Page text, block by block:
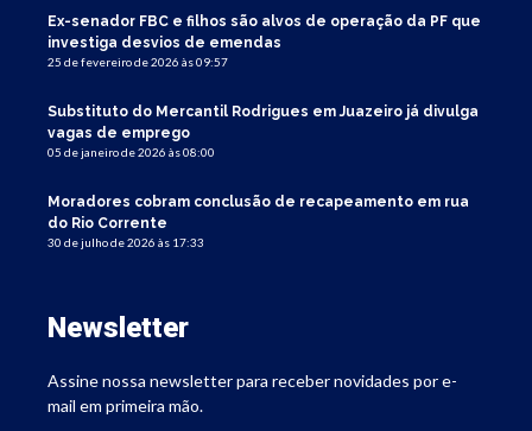
Ex-senador FBC e filhos são alvos de operação da PF que
investiga desvios de emendas
25 de fevereiro de 2026 às 09:57
Substituto do Mercantil Rodrigues em Juazeiro já divulga
vagas de emprego
05 de janeiro de 2026 às 08:00
Moradores cobram conclusão de recapeamento em rua
do Rio Corrente
30 de julho de 2026 às 17:33
Newsletter
Assine nossa newsletter para receber novidades por e-
mail em primeira mão.